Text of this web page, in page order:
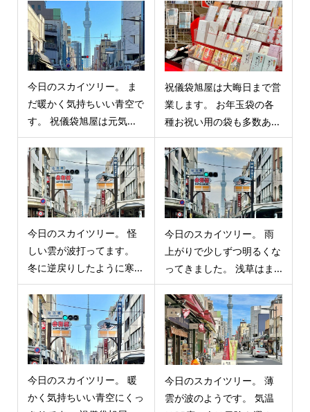
今日のスカイツリー。 ま
だ暖かく気持ちいい青空で
す。 祝儀袋旭屋は元気...
祝儀袋旭屋は大晦日まで営
業します。 お年玉袋の各
種お祝い用の袋も多数あ...
今日のスカイツリー。 怪
しい雲が波打ってます。
冬に逆戻りしたように寒...
今日のスカイツリー。 雨
上がりで少しずつ明るくな
ってきました。 浅草はま...
今日のスカイツリー。 暖
かく気持ちいい青空にくっ
今日のスカイツリー。 薄
雲が波のようです。 気温